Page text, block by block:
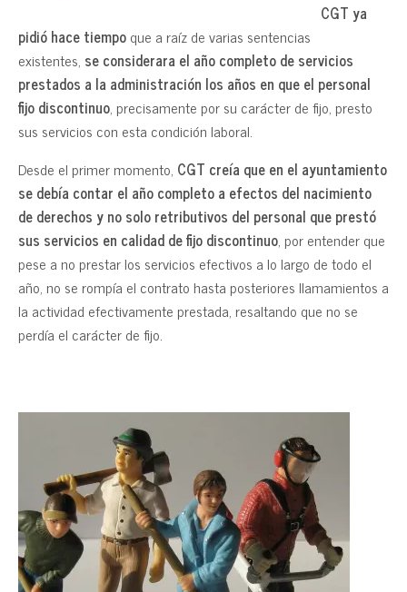
CGT ya
pidió hace tiempoque a raíz de varias sentencias
existentes, se considerara el año completo de servicios
prestados a la administración los años en que el personal
fijo discontinuo, precisamente por su carácter de fijo, presto
sus servicios con esta condición laboral.
Desde el primer momento, CGT creía que en el ayuntamiento
se debía contar el año completo a efectos del nacimiento
de derechos y no solo retributivos del personal que prestó
sus servicios en calidad de fijo discontinuo, por entender que
pese a no prestar los servicios efectivos a lo largo de todo el
año, no se rompía el contrato hasta posteriores llamamientos a
la actividad efectivamente prestada, resaltando que no se
perdía el carácter de fijo.